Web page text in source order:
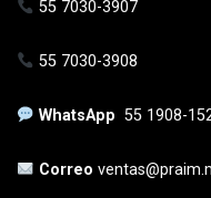
55 7030-3907
55 7030-3908
WhatsApp55 1908-
Correo